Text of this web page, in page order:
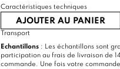
Caractéristiques techniques
AJOUTER AU PANIER
Transport
Echantillons: Les échantillons sont
participation au frais de livraison de
commande. Une fois votre